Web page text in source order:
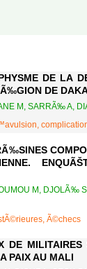
DE LA
DE
M, SARRÃ‰ A,
M, DJOLÃ‰
Ã©checs
DE
PAIX AU MALI